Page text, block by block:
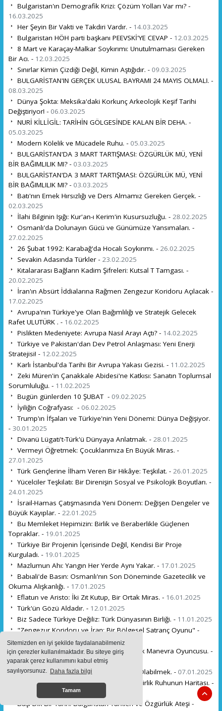
Sitemizden en iyi şekilde faydalanabilmeniz
için çerezler kullanılmaktadır. Bu siteye giriş
yaparak çerez kullanımını kabul etmiş
sayılıyorsunuz. Daha fazla bilgi
Tamam
Bulgaristan'ın Demografik Krizi: Çözüm Yolları Var mı? -
16.03.2025
Her Şeyin Bir Vakti ve Takdiri Vardır. - 14.03.2025
Bulgaristan HÖH parti başkanı PEEVSKİ'YE CEVAP - 12.03.2025
8 Mart ve Karaçay-Malkar Soykırımı: Unutulmaması Gereken
Bir Acı. - 12.03.2025
Sınırlar Kimin Çizdiği Değil, Kimin Aştığıdır. - 09.03.2025
BULGARİSTAN'IN GERÇEK ULUSAL BAYRAMI 24 MAYIS OLMALI. -
08.03.2025
Dünya Şokta: Meksika'daki Korkunç Arkeolojik Keşif Tarihi
Değiştiriyor! - 06.03.2025
NURİ KİLLİGİL: TARİHİN GÖLGESİNDE KALAN BİR DEHA. -
05.03.2025
Modern Kölelik ve Mücadele Ruhu. - 05.03.2025
BULGARİSTAN'DA 3 MART TARTIŞMASI: ÖZGÜRLÜK MÜ, YENİ
BİR BAĞIMLILIK MI? - 03.03.2025
BULGARİSTAN'DA 3 MART TARTIŞMASI: ÖZGÜRLÜK MÜ, YENİ
BİR BAĞIMLILIK MI? - 03.03.2025
Batı'nın Emek Hırsızlığı ve Ders Almamız Gereken Gerçek. -
02.03.2025
İlahi Bilginin Işığı: Kur'an-ı Kerim'in Kusursuzluğu. - 28.02.2025
Osmanlı'da Dolunayın Gücü ve Günümüze Yansımaları. -
27.02.2025
26 Şubat 1992: Karabağ'da Hocalı Soykırımı. - 26.02.2025
Sevakin Adasında Türkler - 23.02.2025
Kıtalararası Bağların Kadim Şifreleri: Kutsal T Tamgası. -
20.02.2025
İran'ın Absürt İddialarına Rağmen Zengezur Koridoru Açılacak -
17.02.2025
Avrupa'nın Türkiye'ye Olan Bağımlılığı ve Stratejik Gelecek
Rafet ULUTÜRK . - 16.02.2025
Pislikten Medeniyete: Avrupa Nasıl Arayı Açtı? - 14.02.2025
Türkiye ve Pakistan'dan Dev Petrol Anlaşması: Yeni Enerji
Stratejisi! - 12.02.2025
Karlı İstanbul'da Tarihi Bir Avrupa Yakası Gezisi. - 11.02.2025
Zeki Müren'in Çanakkale Abidesi'ne Katkısı: Sanatın Toplumsal
Sorumluluğu. - 11.02.2025
Bugün günlerden 10 ŞUBAT - 09.02.2025
İyiliğin Coğrafyası: - 06.02.2025
Trump'ın İfşaları ve Türkiye'nin Yeni Dönemi: Dünya Değişiyor.
- 30.01.2025
Divanü Lügati't-Türk'ü Dünyaya Anlatmak. - 28.01.2025
Vermeyi Öğretmek: Çocuklarımıza En Büyük Miras. -
27.01.2025
Türk Gençlerine İlham Veren Bir Hikâye: Teşkilat. - 26.01.2025
Yücelciler Teşkilatı: Bir Direnişin Sosyal ve Psikolojik Boyutları. -
24.01.2025
İsrail-Hamas Çatışmasında Yeni Dönem: Değişen Dengeler ve
Büyük Kayıplar. - 22.01.2025
Bu Memleket Hepimizin: Birlik ve Beraberlikle Güçlenen
Topraklar. - 19.01.2025
Türkiye Bir Projenin İçerisinde Değil, Kendisi Bir Proje
Kurguladı. - 19.01.2025
Mazlumun Ahı: Yangın Her Yerde Aynı Yakar. - 17.01.2025
Babıali'de Basın: Osmanlı'nın Son Döneminde Gazetecilik ve
Okuma Alışkanlığı. - 17.01.2025
Eflatun ve Aristo: İki Zıt Kutup, Bir Ortak Miras. - 16.01.2025
Türk'ün Gözü Aldadır. - 12.01.2025
Biz Sadece Türkiye Değiliz: Türk Dünyasının Birliği. - 11.01.2025
"Zengezur Koridoru ve İran: Bir Bölgesel Satranç Oyunu" -
09.01.2025
Hain Ahmed Doğan: Bulgaristan'ın Politik Manevra Oyuncusu. -
08.01.2025
İnsan: Etkileyebilen Ama Etkilenmeyen Olabilmek. - 07.01.2025
Kuş Bakışından Türkiye: Milli Dirilişin ve Birlik Ruhunun Haritası. -
Başı Dik Bir Tarih: Bulgaristan Türkleri ve Özgürlük Ateşi -